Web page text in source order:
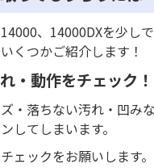
、14000DXを少し
くつかご紹介します！
・動作をチェック！
・落ちない汚れ・凹み
してしまいます。
ェックをお願いします。